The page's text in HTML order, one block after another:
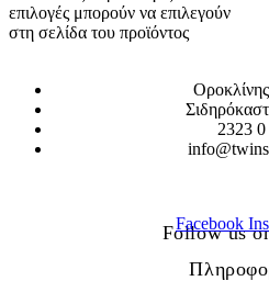
επιλογές μπορούν να επιλεγούν
στη σελίδα του προϊόντος
2323
Follow us
Facebook